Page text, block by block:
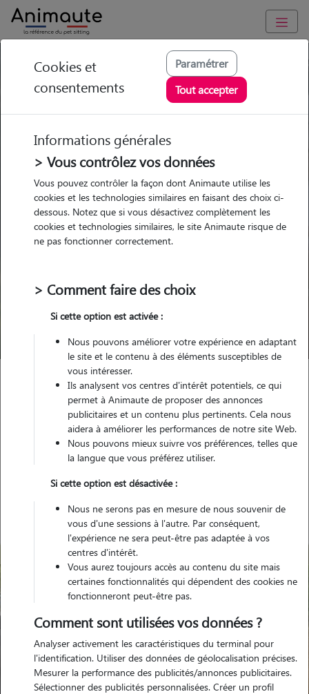
Trouvez votre gardien idéal !
Garde
chez le Pet Sitter
Garde
chez le Pet Sitter Visites
Visites
Pour quel animal ?
Trouver mon Pet Sitter
Garde animaux France Occitanie
Haute-Garonne
Toulouse
Nos gardiens à Toulouse
Cookies et
consentements
Paramétrer
Tout accepter
Informations générales
> Vous contrôlez vos données
Vous pouvez contrôler la façon dont Animaute utilise les
cookies et les technologies similaires en faisant des choix ci-
dessous. Notez que si vous désactivez complètement les
cookies et technologies similaires, le site Animaute risque de
ne pas fonctionner correctement.
> Comment faire des choix
Si cette option est activée :
Nous pouvons améliorer votre expérience en adaptant
le site et le contenu à des éléments susceptibles de
vous intéresser.
Ils analysent vos centres d'intérêt potentiels, ce qui
permet à Animaute de proposer des annonces
publicitaires et un contenu plus pertinents. Cela nous
aidera à améliorer les performances de notre site Web.
Nous pouvons mieux suivre vos préférences, telles que
la langue que vous préférez utiliser.
Si cette option est désactivée :
Nous ne serons pas en mesure de nous souvenir de
vous d'une sessions à l'autre. Par conséquent,
l'expérience ne sera peut-être pas adaptée à vos
centres d'intérêt.
Vous aurez toujours accès au contenu du site mais
certaines fonctionnalités qui dépendent des cookies ne
fonctionneront peut-être pas.
Comment sont utilisées vos données ?
Analyser activement les caractéristiques du terminal pour
l'identification. Utiliser des données de géolocalisation précises.
Mesurer la performance des publicités/annonces publicitaires.
Sélectionner des publicités personnalisées. Créer un profil